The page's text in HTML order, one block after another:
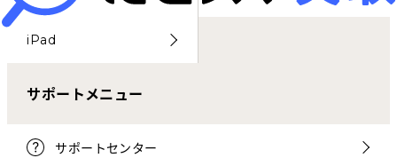
iPad
サポートメニュー
サポートセンター